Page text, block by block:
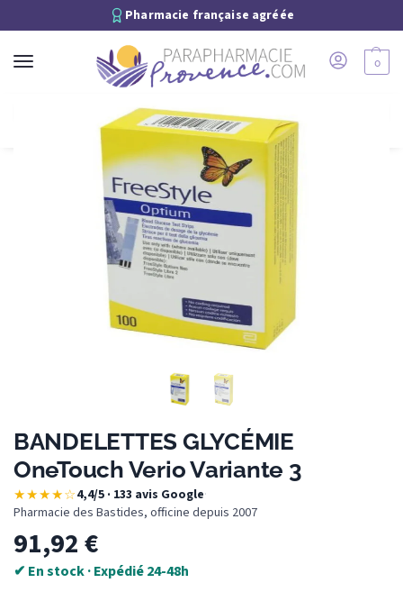
Pharmacie française agréée
Recherche
0
BANDELETTES GLYCÉMIE
OneTouch Verio Variante 3
★★★★☆4,4/5 · 133 avis Google·
Pharmacie des Bastides, officine depuis 2007
91,92€
✔ En stock · Expédié 24-48h